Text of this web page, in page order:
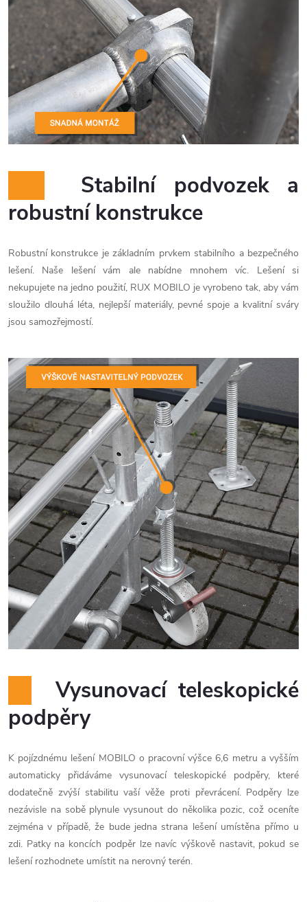
Stabilní podvozek a
robustní konstrukce
Robustní konstrukce je základním prvkem stabilního a bezpečného
lešení. Naše lešení vám ale nabídne mnohem víc. Lešení si
nekupujete na jedno použití, RUX MOBILO je vyrobeno tak, aby vám
sloužilo dlouhá léta, nejlepší materiály, pevné spoje a kvalitní sváry
jsou samozřejmostí.
Vysunovací teleskopické
podpěry
K pojízdnému lešení MOBILO o pracovní výšce 6,6 metru a vyšším
automaticky přidáváme vysunovací teleskopické podpěry, které
dodatečně zvýší stabilitu vaší věže proti převrácení. Podpěry lze
nezávisle na sobě plynule vysunout do několika pozic, což oceníte
zejména v případě, že bude jedna strana lešení umístěna přímo u
zdi. Patky na koncích podpěr lze navíc výškově nastavit, pokud se
lešení rozhodnete umístit na nerovný terén.